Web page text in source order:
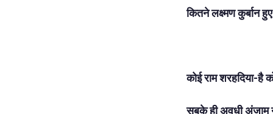
कितने लक्ष्मण कुर्बान
कोई राम शरहदिया-है
सबके ही अवधी अंजाम